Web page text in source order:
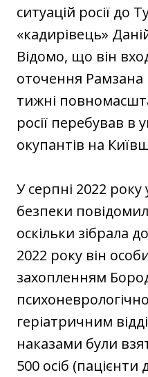
ситуацій росії до
«кадирівець»
Відомо, що він
оточення
тижні
росії перебував в
окупантів на
У серпні 2022 року
безпеки
оскільки зібрала
2022 року він
захопленням
геріатричним
наказами були
500 осіб